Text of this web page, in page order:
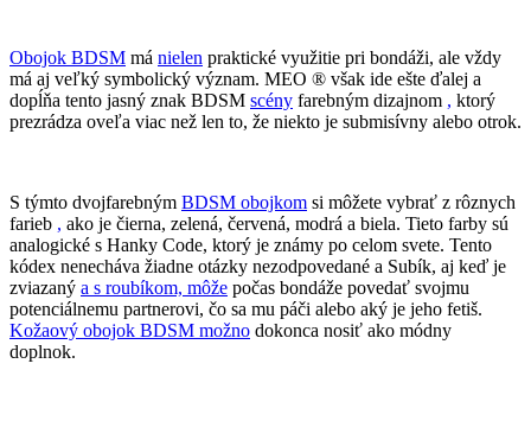
Obojok BDSM má nielen praktické využitie pri bondáži, ale vždy
má aj veľký symbolický význam. MEO ® však ide ešte ďalej a
dopĺňa tento jasný znak BDSM scény farebným dizajnom , ktorý
prezrádza oveľa viac než len to, že niekto je submisívny alebo otrok.
S týmto dvojfarebným BDSM obojkom si môžete vybrať z rôznych
farieb , ako je čierna, zelená, červená, modrá a biela. Tieto farby sú
analogické s Hanky Code, ktorý je známy po celom svete. Tento
kódex nenecháva žiadne otázky nezodpovedané a Subík, aj keď je
zviazaný a s roubíkom, môže počas bondáže povedať svojmu
potenciálnemu partnerovi, čo sa mu páči alebo aký je jeho fetiš.
Kožaový obojok BDSM možno dokonca nosiť ako módny
doplnok.